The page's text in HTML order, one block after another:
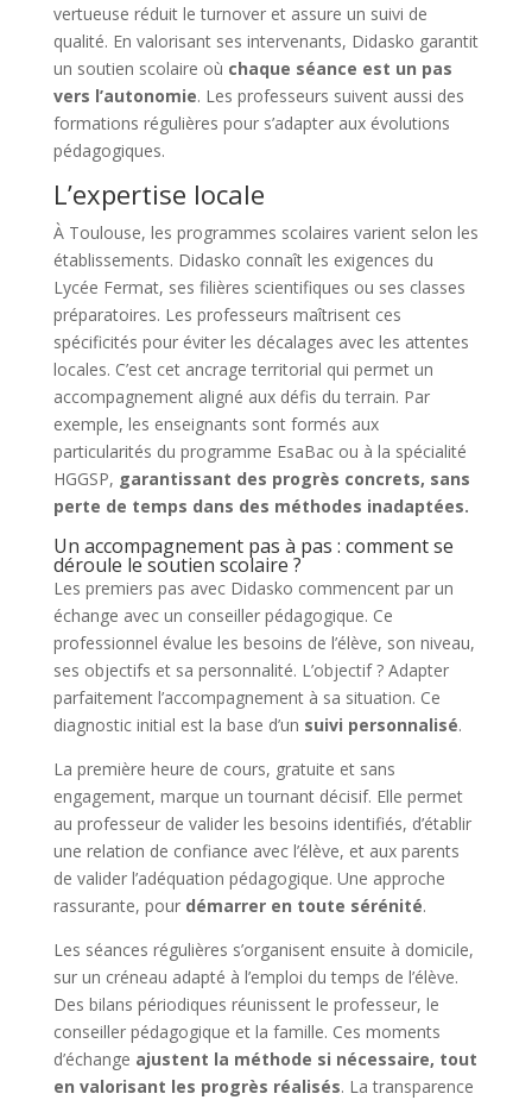
vertueuse réduit le turnover et assure un suivi de
qualité. En valorisant ses intervenants, Didasko garantit
un soutien scolaire où chaque séance est un pas
vers l’autonomie. Les professeurs suivent aussi des
formations régulières pour s’adapter aux évolutions
pédagogiques.
L’expertise locale
À Toulouse, les programmes scolaires varient selon les
établissements. Didasko connaît les exigences du
Lycée Fermat, ses filières scientifiques ou ses classes
préparatoires. Les professeurs maîtrisent ces
spécificités pour éviter les décalages avec les attentes
locales. C’est cet ancrage territorial qui permet un
accompagnement aligné aux défis du terrain. Par
exemple, les enseignants sont formés aux
particularités du programme EsaBac ou à la spécialité
HGGSP, garantissant des progrès concrets, sans
perte de temps dans des méthodes inadaptées.
Un accompagnement pas à pas : comment se
déroule le soutien scolaire ?
Les premiers pas avec Didasko commencent par un
échange avec un conseiller pédagogique. Ce
professionnel évalue les besoins de l’élève, son niveau,
ses objectifs et sa personnalité. L’objectif ? Adapter
parfaitement l’accompagnement à sa situation. Ce
diagnostic initial est la base d’un suivi personnalisé.
La première heure de cours, gratuite et sans
engagement, marque un tournant décisif. Elle permet
au professeur de valider les besoins identifiés, d’établir
une relation de confiance avec l’élève, et aux parents
de valider l’adéquation pédagogique. Une approche
rassurante, pour démarrer en toute sérénité.
Les séances régulières s’organisent ensuite à domicile,
sur un créneau adapté à l’emploi du temps de l’élève.
Des bilans périodiques réunissent le professeur, le
conseiller pédagogique et la famille. Ces moments
d’échange ajustent la méthode si nécessaire, tout
en valorisant les progrès réalisés. La transparence